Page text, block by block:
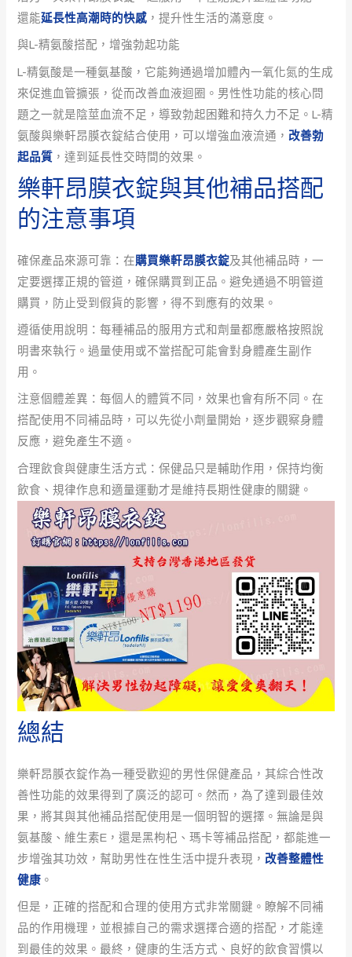
還能延長性高潮時的快感 ，提升性生活的滿意度。
與L-精氨酸搭配，增強勃起功能
L-精氨酸是一種氨基酸，它能夠通過增加體內一氧化氮的生成
來促進血管擴張，從而改善血液迴圈。男性性功能的核心問
題之一就是陰莖血流不足，導致勃起困難和持久力不足。L-精
氨酸與樂軒昂膜衣錠結合使用，可以增強血液流通， 改善勃
起品質 ，達到延長性交時間的效果。
樂軒昂膜衣錠與其他補品搭配
的注意事項
確保產品來源可靠：在購買樂軒昂膜衣錠及其他補品時，一
定要選擇正規的管道，確保購買到正品。避免通過不明管道
購買，防止受到假貨的影響，得不到應有的效果。
遵循使用說明：每種補品的服用方式和劑量都應嚴格按照說
明書來執行。過量使用或不當搭配可能會對身體產生副作
用。
注意個體差異：每個人的體質不同，效果也會有所不同。在
搭配使用不同補品時，可以先從小劑量開始，逐步觀察身體
反應，避免產生不適。
合理飲食與健康生活方式：保健品只是輔助作用，保持均衡
飲食、規律作息和適量運動才是維持長期性健康的關鍵。
總結
樂軒昂膜衣錠作為一種受歡迎的男性保健產品，其綜合性改
善性功能的效果得到了廣泛的認可。然而，為了達到最佳效
果，將其與其他補品搭配使用是一個明智的選擇。無論是與
氨基酸、維生素E，還是黑枸杞、瑪卡等補品搭配，都能進一
步增強其功效，幫助男性在性生活中提升表現， 改善整體性
健康 。
但是，正確的搭配和合理的使用方式非常關鍵。瞭解不同補
品的作用機理，並根據自己的需求選擇合適的搭配，才能達
到最佳的效果。最終，健康的生活方式、良好的飲食習慣以